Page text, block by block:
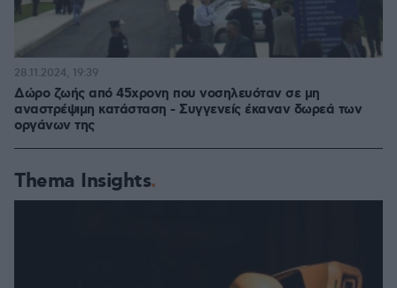
Δώρο ζωής από 45χρονη που νοσηλευόταν σε μη
αναστρέψιμη κατάσταση - Συγγενείς έκαναν δωρεά των
οργάνων της
28.11.2024, 19:39
Thema Insights